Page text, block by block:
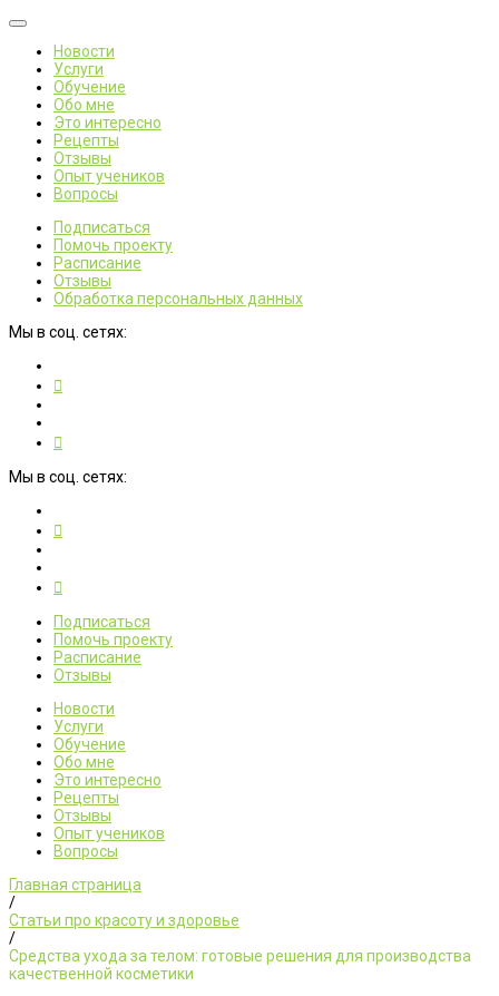
Новости
Услуги
Обучение
Обо мне
Это интересно
Рецепты
Отзывы
Опыт учеников
Вопросы
Подписаться
Помочь проекту
Расписание
Отзывы
Обработка персональных данных
Мы в соц. сетях:
Мы в соц. сетях:
Подписаться
Помочь проекту
Расписание
Отзывы
Новости
Услуги
Обучение
Обо мне
Это интересно
Рецепты
Отзывы
Опыт учеников
Вопросы
Главная страница
/
Статьи про красоту и здоровье
/
Средства ухода за телом: готовые решения для производства
качественной косметики